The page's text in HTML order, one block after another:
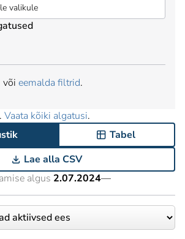
valikule
või eemalda filtrid.
Vaata kõiki algatusi.
Tabel
Lae alla CSV
algus 2.07.2024—